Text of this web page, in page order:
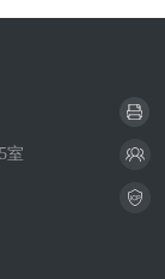
室